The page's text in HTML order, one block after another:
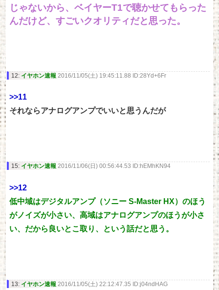
じゃないから、ベイヤーT1で聴かせてもらった
んだけど、すごいクオリティだと思った。
12: イヤホン速報 2016/11/05(土) 19:45:11.88 ID:28Yd+6Fr
>>11
それならアナログアンプでいいと思うんだが
15: イヤホン速報 2016/11/06(日) 00:56:44.53 ID:hEMhKN94
>>12
低中域はデジタルアンプ（ソニー S-Master HX）のほう
がノイズが小さい、高域はアナログアンプのほうが小さ
い、だから良いとこ取り、という話だと思う。
13: イヤホン速報 2016/11/05(土) 22:12:47.35 ID:j04ndHAG